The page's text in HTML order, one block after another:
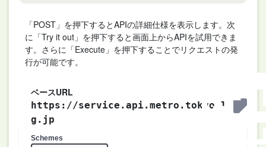
「POST」を押下するとAPIの詳細仕様を表示します。次
に「Try it out」を押下すると画面上からAPIを試用できま
す。さらに「Execute」を押下することでリクエストの発
行が可能です。
ベースURL
https://service.api.metro.tokyo.l
g.jp
Schemes